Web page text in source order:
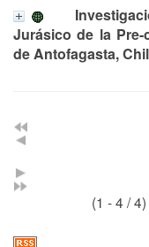
Jurásico de la Pre-
de Antofagasta,
(1 - 4 / 4)